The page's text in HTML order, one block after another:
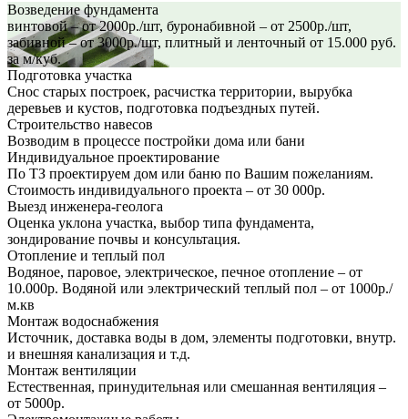
Возведение фундамента
винтовой – от 2000р./шт, буронабивной – от 2500р./шт,
забивной – от 3000р./шт, плитный и ленточный от 15.000 руб.
за м/куб.
Подготовка участка
Снос старых построек, расчистка территории, вырубка
деревьев и кустов, подготовка подъездных путей.
Строительство навесов
Возводим в процессе постройки дома или бани
Индивидуальное проектирование
По ТЗ проектируем дом или баню по Вашим пожеланиям.
Стоимость индивидуального проекта – от 30 000р.
Выезд инженера-геолога
Оценка уклона участка, выбор типа фундамента,
зондирование почвы и консультация.
Отопление и теплый пол
Водяное, паровое, электрическое, печное отопление – от
10.000р. Водяной или электрический теплый пол – от 1000р./
м.кв
Монтаж водоснабжения
Источник, доставка воды в дом, элементы подготовки, внутр.
и внешняя канализация и т.д.
Монтаж вентиляции
Естественная, принудительная или смешанная вентиляция –
от 5000р.